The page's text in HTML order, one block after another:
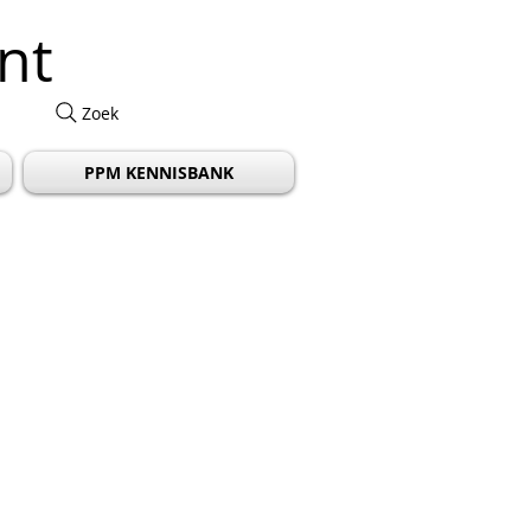
Zoek
PPM KENNISBANK